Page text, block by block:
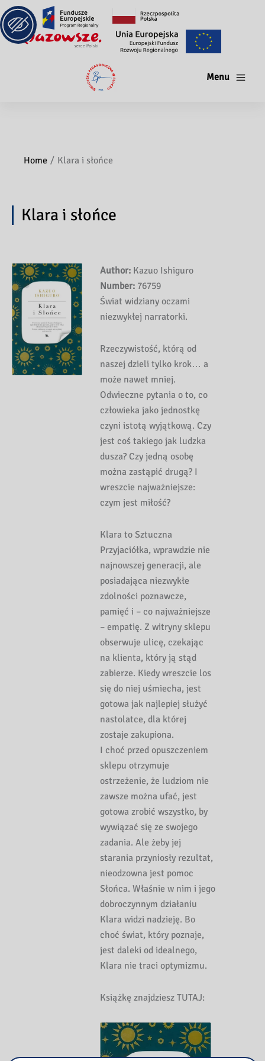
Menu
Home Klara i słońce
Klara i słońce
Author: Kazuo Ishiguro
Number: 76759
Świat widziany oczami
niezwykłej narratorki.
Rzeczywistość, którą od
naszej dzieli tylko krok… a
może nawet mniej.
Odwieczne pytania o to, co
człowieka jako jednostkę
czyni istotą wyjątkową. Czy
jest coś takiego jak ludzka
dusza? Czy jedną osobę
można zastąpić drugą? I
wreszcie najważniejsze:
czym jest miłość?
Klara to Sztuczna
Przyjaciółka, wprawdzie nie
najnowszej generacji, ale
posiadająca niezwykłe
zdolności poznawcze,
pamięć i – co najważniejsze
– empatię. Z witryny sklepu
obserwuje ulicę, czekając
na klienta, który ją stąd
zabierze. Kiedy wreszcie los
się do niej uśmiecha, jest
gotowa jak najlepiej służyć
nastolatce, dla której
zostaje zakupiona.
I choć przed opuszczeniem
sklepu otrzymuje
ostrzeżenie, że ludziom nie
zawsze można ufać, jest
gotowa zrobić wszystko, by
wywiązać się ze swojego
zadania. Ale żeby jej
starania przyniosły rezultat,
nieodzowna jest pomoc
Słońca. Właśnie w nim i jego
dobroczynnym działaniu
Klara widzi nadzieję. Bo
choć świat, który poznaje,
jest daleki od idealnego,
Klara nie traci optymizmu.
Książkę znajdziesz TUTAJ: